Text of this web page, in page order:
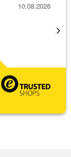
10.08.2026
Sehr